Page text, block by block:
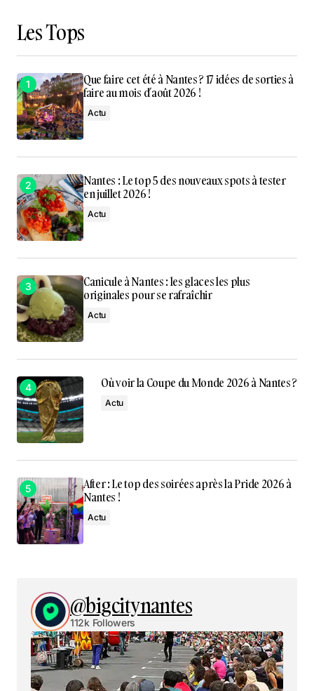
Les Tops
Que faire cet été à Nantes ? 17 idées de sorties à
faire au mois d’août 2026 !
Actu
Nantes : Le top 5 des nouveaux spots à tester
en juillet 2026 !
Actu
Canicule à Nantes : les glaces les plus
originales pour se rafraîchir
Actu
Où voir la Coupe du Monde 2026 à Nantes ?
Actu
After : Le top des soirées après la Pride 2026 à
Nantes !
Actu
@bigcitynantes
112k Followers